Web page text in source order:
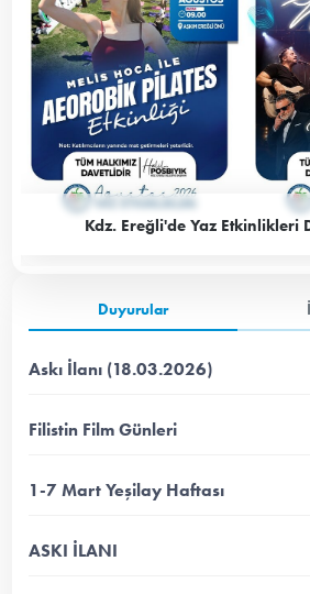
Kdz. Ereğli'de Yaz Etkinlikleri
Duyurular
Askı İlanı (18.03.2026)
Filistin Film Günleri
1-7 Mart Yeşilay Haftası
ASKI İLANI